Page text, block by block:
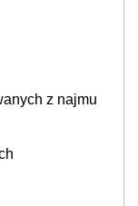
z najmu